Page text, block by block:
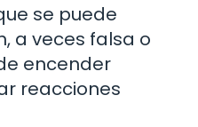
se puede
a veces falsa o
encender
reacciones